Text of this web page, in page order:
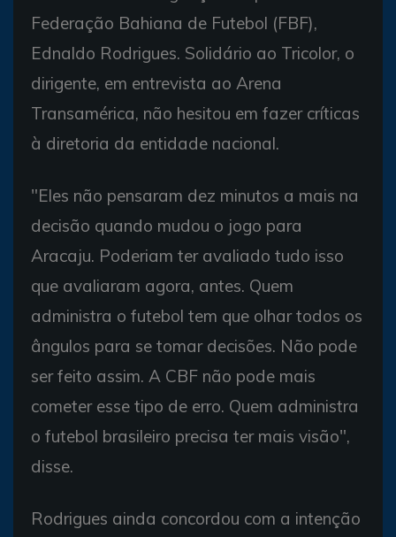
Federação Bahiana de Futebol (FBF),
Ednaldo Rodrigues. Solidário ao Tricolor, o
dirigente, em entrevista ao Arena
Transamérica, não hesitou em fazer críticas
à diretoria da entidade nacional.
"Eles não pensaram dez minutos a mais na
decisão quando mudou o jogo para
Aracaju. Poderiam ter avaliado tudo isso
que avaliaram agora, antes. Quem
administra o futebol tem que olhar todos os
ângulos para se tomar decisões. Não pode
ser feito assim. A CBF não pode mais
cometer esse tipo de erro. Quem administra
o futebol brasileiro precisa ter mais visão",
disse.
Rodrigues ainda concordou com a intenção